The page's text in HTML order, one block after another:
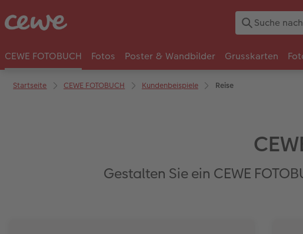
CEWE FOTOBUCH Fotos Poster & Wandbilder Grusskarten
Startseite CEWE FOTOBUCH Kundenbeispiele Reise
Gestalten Sie ein CEWE